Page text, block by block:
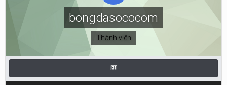
bongdasococom
Thành viên